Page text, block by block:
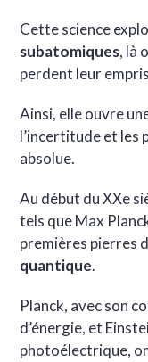
Cette science
subatomiques, là
perdent leur
Ainsi, elle ouvre
l’incertitude et les
absolue.
Au début du XXe
tels que Max
premières pierres
quantique.
Planck, avec son
d’énergie, et
photoélectrique,